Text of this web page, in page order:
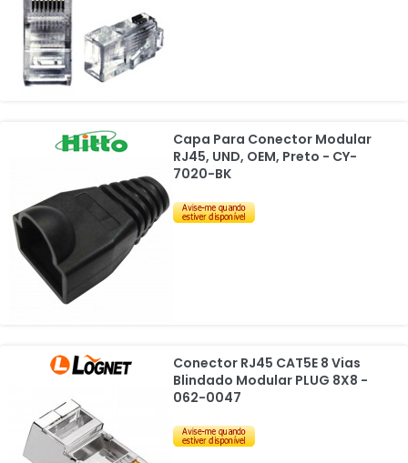
Capa Para Conector Modular
RJ45, UND, OEM, Preto - CY-
7020-BK
Conector RJ45 CAT5E 8 Vias
Blindado Modular PLUG 8X8 -
062-0047